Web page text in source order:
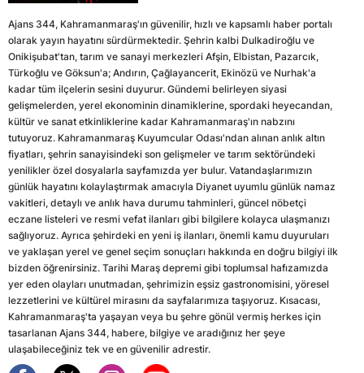
Ajans 344, Kahramanmaraş'ın güvenilir, hızlı ve kapsamlı haber portalı
olarak yayın hayatını sürdürmektedir. Şehrin kalbi Dulkadiroğlu ve
Onikişubat'tan, tarım ve sanayi merkezleri Afşin, Elbistan, Pazarcık,
Türkoğlu ve Göksun'a; Andırın, Çağlayancerit, Ekinözü ve Nurhak'a
kadar tüm ilçelerin sesini duyurur. Gündemi belirleyen siyasi
gelişmelerden, yerel ekonominin dinamiklerine, spordaki heyecandan,
kültür ve sanat etkinliklerine kadar Kahramanmaraş'ın nabzını
tutuyoruz. Kahramanmaraş Kuyumcular Odası'ndan alınan anlık altın
fiyatları, şehrin sanayisindeki son gelişmeler ve tarım sektöründeki
yenilikler özel dosyalarla sayfamızda yer bulur. Vatandaşlarımızın
günlük hayatını kolaylaştırmak amacıyla Diyanet uyumlu günlük namaz
vakitleri, detaylı ve anlık hava durumu tahminleri, güncel nöbetçi
eczane listeleri ve resmi vefat ilanları gibi bilgilere kolayca ulaşmanızı
sağlıyoruz. Ayrıca şehirdeki en yeni iş ilanları, önemli kamu duyuruları
ve yaklaşan yerel ve genel seçim sonuçları hakkında en doğru bilgiyi ilk
bizden öğrenirsiniz. Tarihi Maraş depremi gibi toplumsal hafızamızda
yer eden olayları unutmadan, şehrimizin eşsiz gastronomisini, yöresel
lezzetlerini ve kültürel mirasını da sayfalarımıza taşıyoruz. Kısacası,
Kahramanmaraş'ta yaşayan veya bu şehre gönül vermiş herkes için
tasarlanan Ajans 344, habere, bilgiye ve aradığınız her şeye
ulaşabileceğiniz tek ve en güvenilir adrestir.